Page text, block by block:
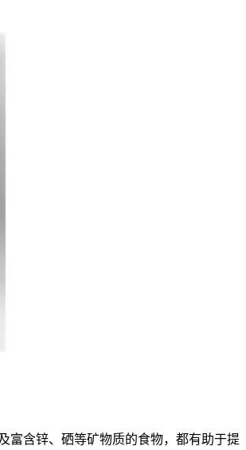
含锌、硒等矿物质的食物，都有助于提